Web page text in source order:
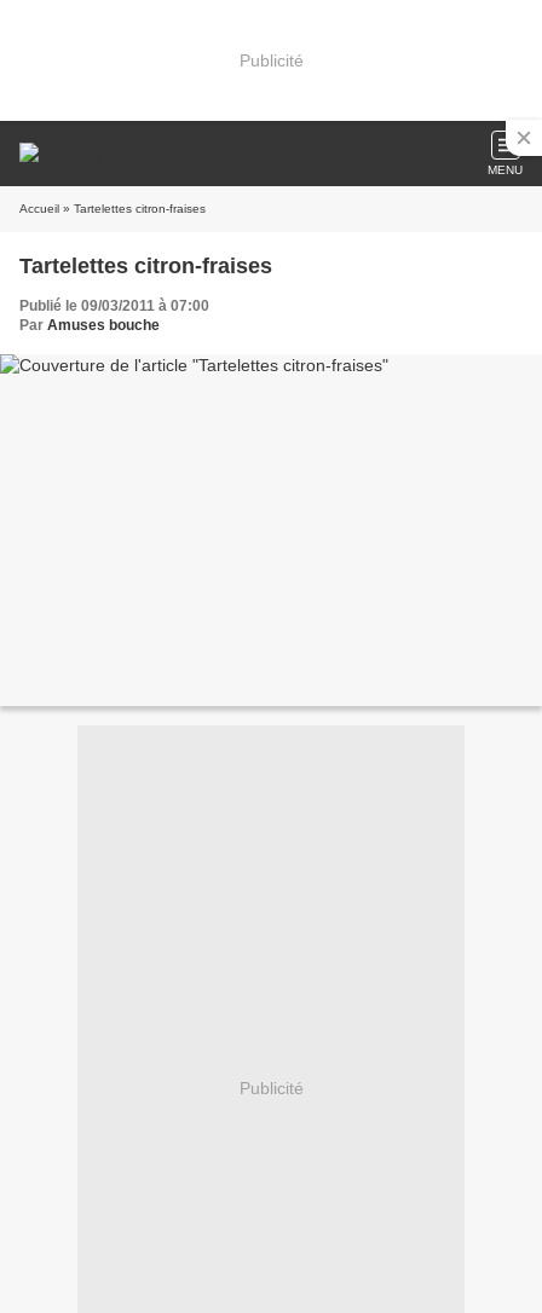
Publicité
MENU
Accueil » Tartelettes citron-fraises
Tartelettes citron-fraises
Publié le 09/03/2011 à 07:00
Par Amuses bouche
Publicité